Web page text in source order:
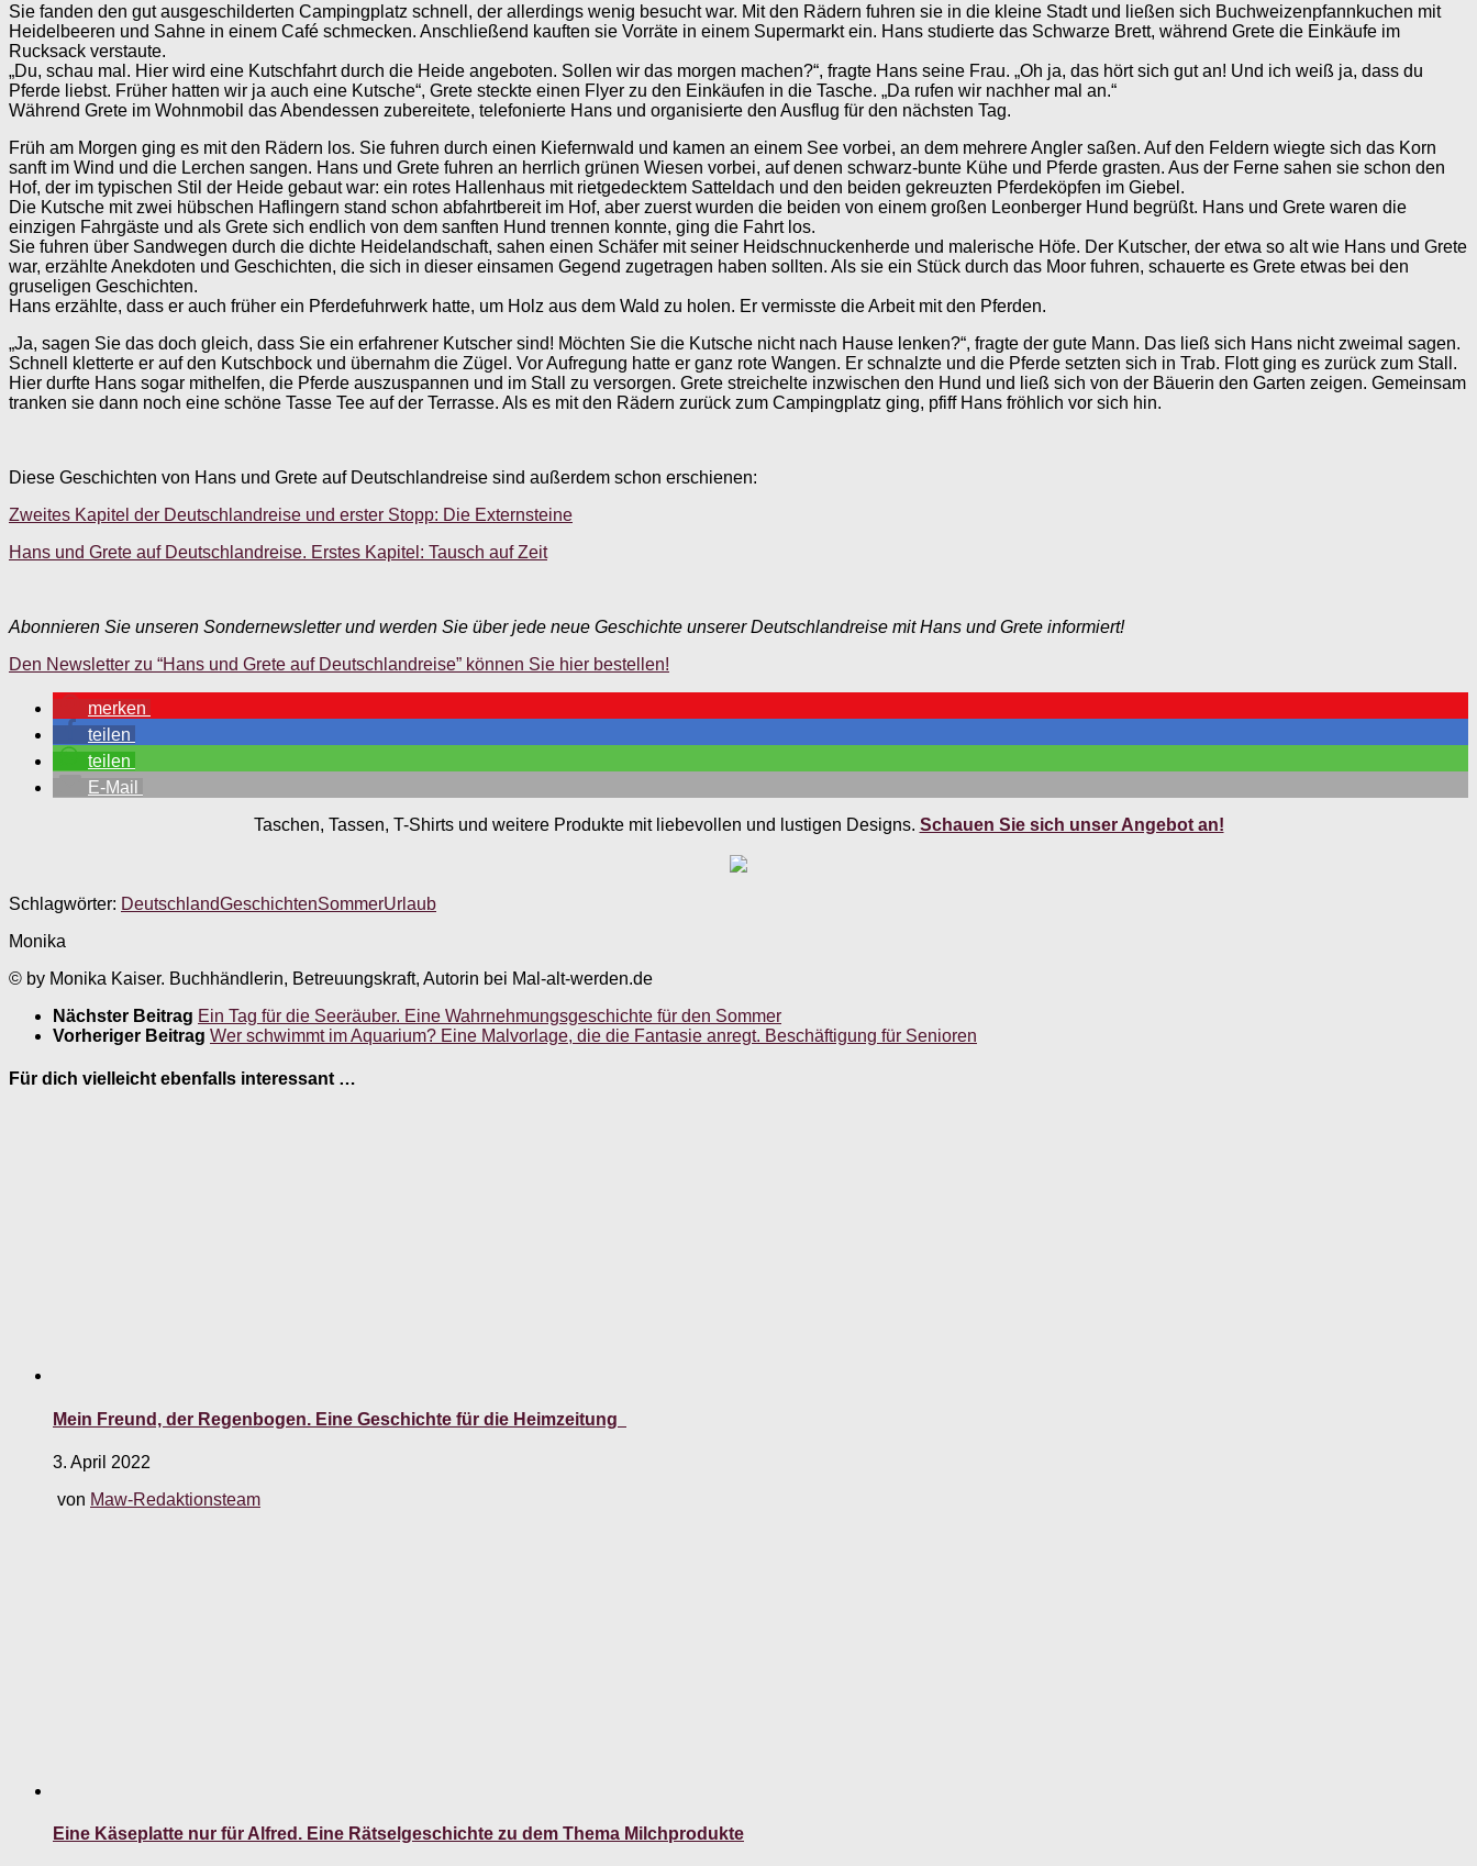
Sie fanden den gut ausgeschilderten Campingplatz schnell, der allerdings wenig besucht war. Mit den Rädern fuhren sie in die kleine Stadt und ließen sich Buchweizenpfannkuchen mit
Heidelbeeren und Sahne in einem Café schmecken. Anschließend kauften sie Vorräte in einem Supermarkt ein. Hans studierte das Schwarze Brett, während Grete die Einkäufe im
Rucksack verstaute.
„Du, schau mal. Hier wird eine Kutschfahrt durch die Heide angeboten. Sollen wir das morgen machen?“, fragte Hans seine Frau. „Oh ja, das hört sich gut an! Und ich weiß ja, dass du
Pferde liebst. Früher hatten wir ja auch eine Kutsche“, Grete steckte einen Flyer zu den Einkäufen in die Tasche. „Da rufen wir nachher mal an.“
Während Grete im Wohnmobil das Abendessen zubereitete, telefonierte Hans und organisierte den Ausflug für den nächsten Tag.
Früh am Morgen ging es mit den Rädern los. Sie fuhren durch einen Kiefernwald und kamen an einem See vorbei, an dem mehrere Angler saßen. Auf den Feldern wiegte sich das Korn
sanft im Wind und die Lerchen sangen. Hans und Grete fuhren an herrlich grünen Wiesen vorbei, auf denen schwarz-bunte Kühe und Pferde grasten. Aus der Ferne sahen sie schon den
Hof, der im typischen Stil der Heide gebaut war: ein rotes Hallenhaus mit rietgedecktem Satteldach und den beiden gekreuzten Pferdeköpfen im Giebel.
Die Kutsche mit zwei hübschen Haflingern stand schon abfahrtbereit im Hof, aber zuerst wurden die beiden von einem großen Leonberger Hund begrüßt. Hans und Grete waren die
einzigen Fahrgäste und als Grete sich endlich von dem sanften Hund trennen konnte, ging die Fahrt los.
Sie fuhren über Sandwegen durch die dichte Heidelandschaft, sahen einen Schäfer mit seiner Heidschnuckenherde und malerische Höfe. Der Kutscher, der etwa so alt wie Hans und Grete
war, erzählte Anekdoten und Geschichten, die sich in dieser einsamen Gegend zugetragen haben sollten. Als sie ein Stück durch das Moor fuhren, schauerte es Grete etwas bei den
gruseligen Geschichten.
Hans erzählte, dass er auch früher ein Pferdefuhrwerk hatte, um Holz aus dem Wald zu holen. Er vermisste die Arbeit mit den Pferden.
„Ja, sagen Sie das doch gleich, dass Sie ein erfahrener Kutscher sind! Möchten Sie die Kutsche nicht nach Hause lenken?“, fragte der gute Mann. Das ließ sich Hans nicht zweimal sagen.
Schnell kletterte er auf den Kutschbock und übernahm die Zügel. Vor Aufregung hatte er ganz rote Wangen. Er schnalzte und die Pferde setzten sich in Trab. Flott ging es zurück zum Stall.
Hier durfte Hans sogar mithelfen, die Pferde auszuspannen und im Stall zu versorgen. Grete streichelte inzwischen den Hund und ließ sich von der Bäuerin den Garten zeigen. Gemeinsam
tranken sie dann noch eine schöne Tasse Tee auf der Terrasse. Als es mit den Rädern zurück zum Campingplatz ging, pfiff Hans fröhlich vor sich hin.
Diese Geschichten von Hans und Grete auf Deutschlandreise sind außerdem schon erschienen:
Zweites Kapitel der Deutschlandreise und erster Stopp: Die Externsteine
Hans und Grete auf Deutschlandreise. Erstes Kapitel: Tausch auf Zeit
Abonnieren Sie unseren Sondernewsletter und werden Sie über jede neue Geschichte unserer Deutschlandreise mit Hans und Grete informiert!
Den Newsletter zu “Hans und Grete auf Deutschlandreise” können Sie hier bestellen!
merken
teilen
teilen
E-Mail
Taschen, Tassen, T-Shirts und weitere Produkte mit liebevollen und lustigen Designs. Schauen Sie sich unser Angebot an!
Schlagwörter: DeutschlandGeschichtenSommerUrlaub
Monika
© by Monika Kaiser. Buchhändlerin, Betreuungskraft, Autorin bei Mal-alt-werden.de
Nächster Beitrag Ein Tag für die Seeräuber. Eine Wahrnehmungsgeschichte für den Sommer
Vorheriger Beitrag Wer schwimmt im Aquarium? Eine Malvorlage, die die Fantasie anregt. Beschäftigung für Senioren
Für dich vielleicht ebenfalls interessant …
Mein Freund, der Regenbogen. Eine Geschichte für die Heimzeitung
3. April 2022
von Maw-Redaktionsteam
Eine Käseplatte nur für Alfred. Eine Rätselgeschichte zu dem Thema Milchprodukte